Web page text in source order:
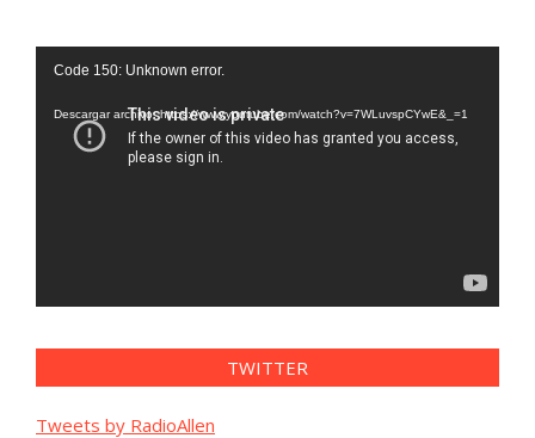
Reproductor
vídeo
Code 150: Unknown error.
Descargar archivo: https://www.youtube.com/watch?v=7WLuvspCYwE&_=1
TWITTER
Tweets by RadioAllen